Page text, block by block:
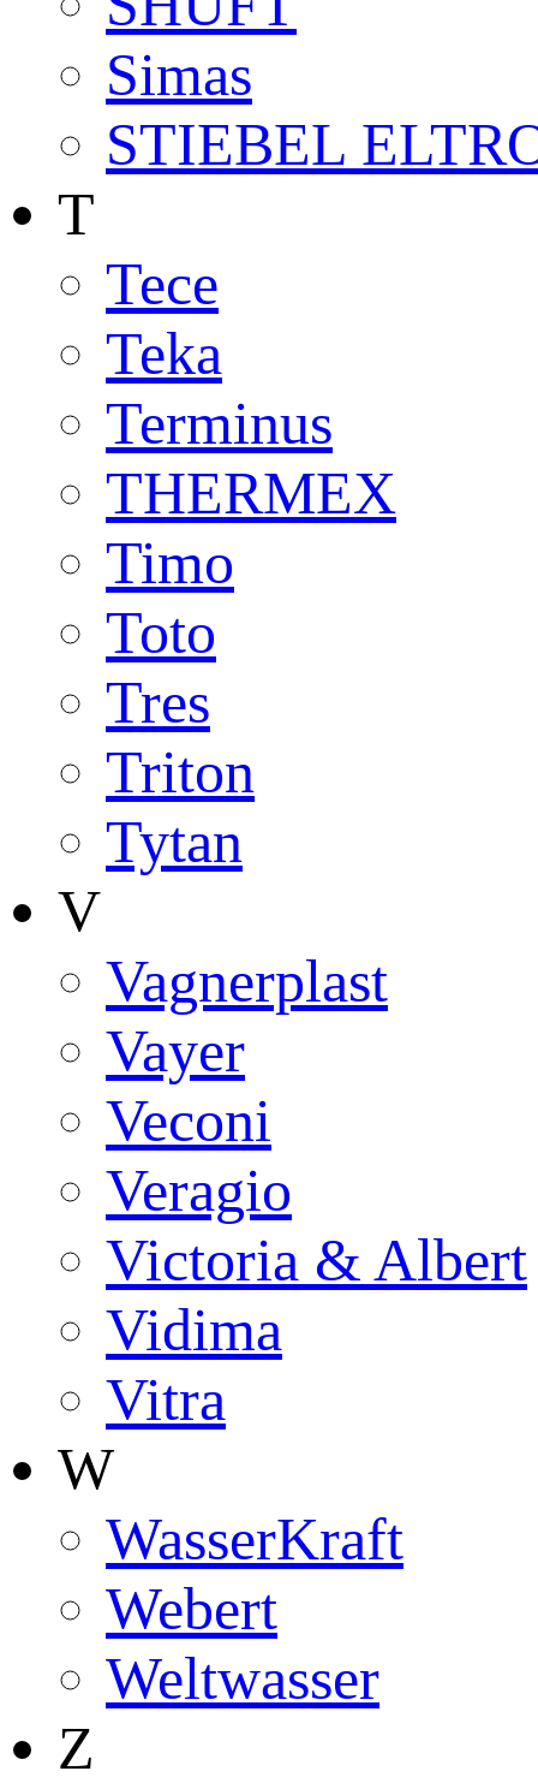
Simas
STIEBEL
T
Tece
Teka
Terminus
THERMEX
Timo
Toto
Tres
Triton
Tytan
V
Vagnerplast
Vayer
Veconi
Veragio
Victoria & Albert
Vidima
Vitra
W
WasserKraft
Webert
Weltwasser
Z